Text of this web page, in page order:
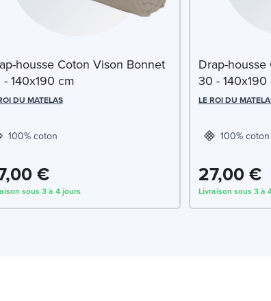
housse Coton Vison Bonnet
140x190 cm
DU MATELAS
100% coton
€
sous 3 à 4 jours
Drap-
30 - 140x190
LE ROI DU
100% coton
27,00 €
Livraison sous 3 à